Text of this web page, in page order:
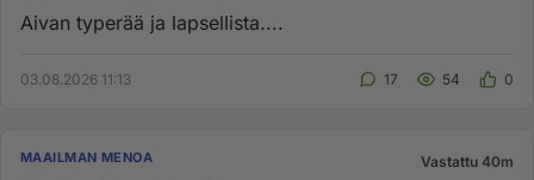
Aivan typerää ja lapsellista....
03.08.2026 11:13 17 54 0
MAAILMAN MENOA Vastattu 40m